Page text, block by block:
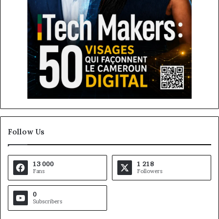
Follow Us
13 000
Fans
1 218
Followers
0
Subscribers